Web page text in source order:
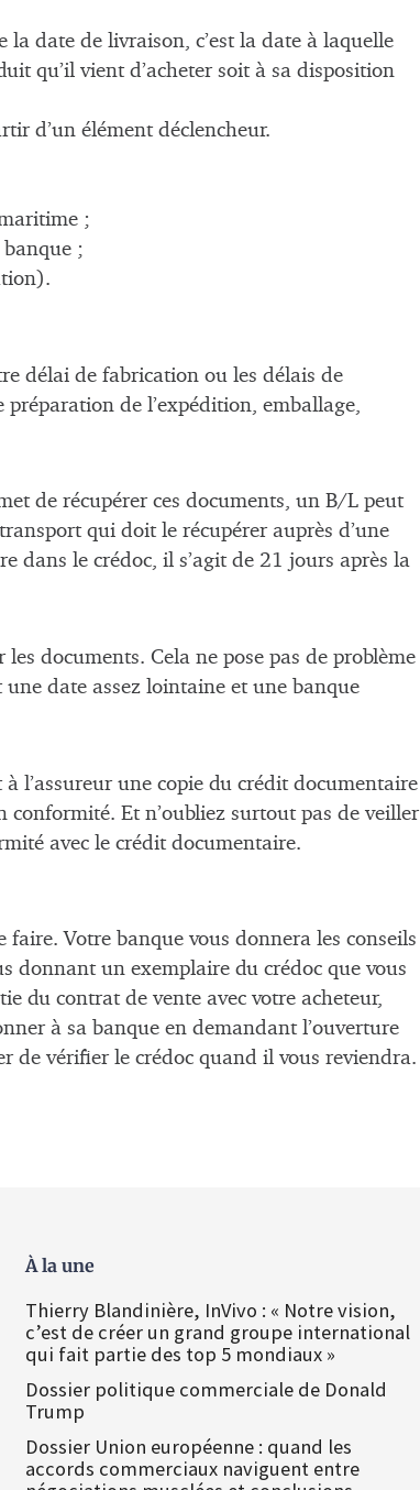
la date de livraison, c’est la date à laquelle
qu’il vient d’acheter soit à sa disposition
d’un élément déclencheur.
;
;
délai de fabrication ou les délais de
de l’expédition, emballage,
de récupérer ces documents, un B/L peut
qui doit le récupérer auprès d’une
dans le crédoc, il s’agit de 21 jours après la
documents. Cela ne pose pas de problème
date assez lointaine et une banque
l’assureur une copie du crédit documentaire
conformité. Et n’oubliez surtout pas de veiller
avec le crédit documentaire.
Votre banque vous donnera les conseils
donnant un exemplaire du crédoc que vous
du contrat de vente avec votre acheteur,
à sa banque en demandant l’ouverture
de vérifier le crédoc quand il vous reviendra.
À la une
Thierry Blandinière, InVivo : « Notre vision,
c’est de créer un grand groupe international
qui fait partie des top 5 mondiaux »
Dossier politique commerciale de Donald
Trump
Dossier Union européenne : quand les
accords commerciaux naviguent entre